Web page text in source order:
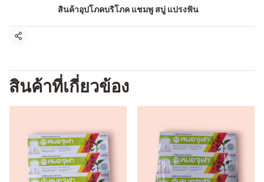
สินค้าอุปโภคบริโภค แชมพู สบู่ แปรงฟัน
แชร์
สินค้าที่เกี่ยวข้อง